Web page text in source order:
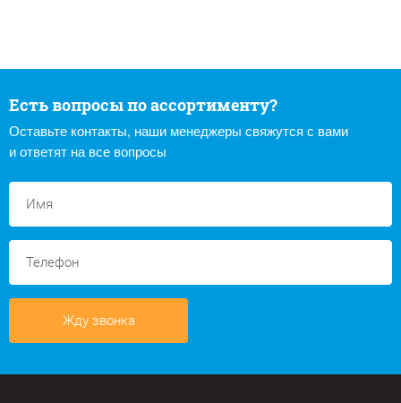
Есть вопросы по ассортименту?
Оставьте контакты, наши менеджеры свяжутся с вами
и ответят на все вопросы
Жду звонка